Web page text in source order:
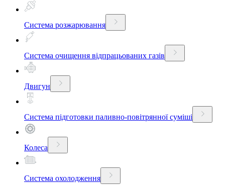
Система розжарювання
Система очищення відпрацьованих газів
Двигун
Система підготовки паливно-повітрянної суміші
Колеса
Система охолодження